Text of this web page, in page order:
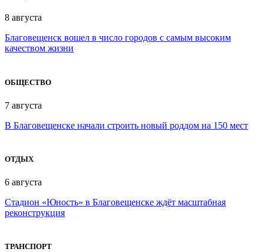
8 августа
Благовещенск вошел в число городов с самым высоким
качеством жизни
ОБЩЕСТВО
7 августа
В Благовещенске начали строить новый роддом на 150 мест
ОТДЫХ
6 августа
Стадион «Юность» в Благовещенске ждёт масштабная
реконструкция
ТРАНСПОРТ